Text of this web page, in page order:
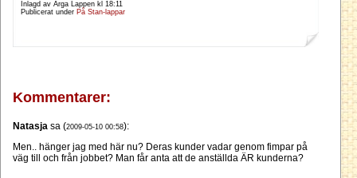
Inlagd av Arga Lappen kl 18:11
Publicerat under På Stan-lappar
Kommentarer:
Natasja sa (2009-05-10 00:58):
Men.. hänger jag med här nu? Deras kunder vadar genom fimpar på
väg till och från jobbet? Man får anta att de anställda ÄR kunderna?